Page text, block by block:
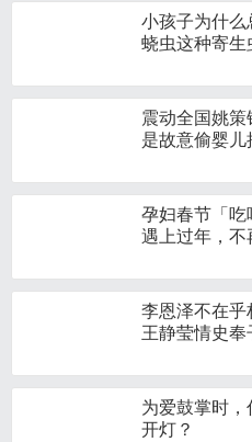
小孩子为什
蛲虫这种寄生
震动全国姚
是故意偷婴儿
孕妇春节「
遇上过年，
李恩泽不在
王静莹情史奉
为爱鼓掌时
开灯？